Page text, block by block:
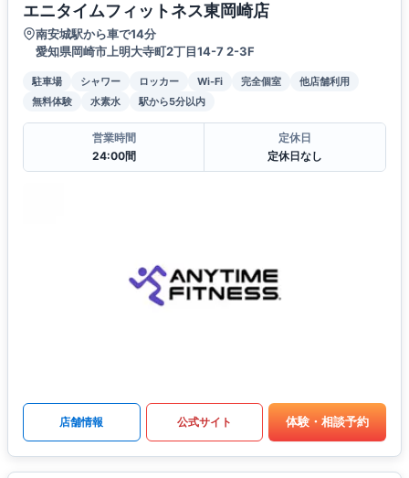
エニタイムフィットネス東岡崎店
南安城駅から車で14分
愛知県岡崎市上明大寺町2丁目14-7 2-3F
駐車場 シャワー ロッカー Wi-Fi 完全個室
他店舗利用
無料体験
水素水 駅から5分以内
営業時間
24:00間
定休日
定休日なし
店舗情報 公式サイト 体験・相談予約